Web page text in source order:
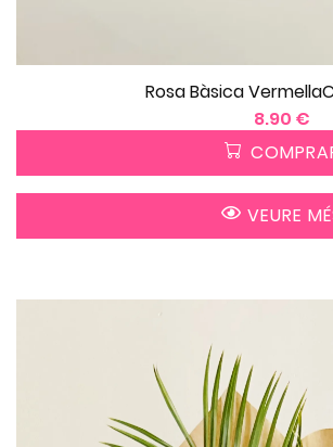
Rosa Bàsica
8.90 €
VEURE